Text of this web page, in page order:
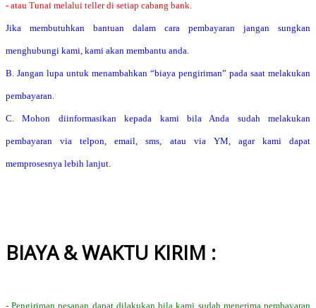
- atau Tunai melalui teller di setiap cabang bank.
Jika membutuhkan bantuan dalam cara pembayaran jangan sungkan
menghubungi kami, kami akan membantu anda.
B. Jangan lupa untuk menambahkan “biaya pengiriman” pada saat melakukan
pembayaran.
C. Mohon diinformasikan kepada kami bila Anda sudah melakukan
pembayaran via telpon, email, sms, atau via YM, agar kami dapat
memprosesnya lebih lanjut.
BIAYA & WAKTU KIRIM :
- Pengiriman pesanan dapat dilakukan bila kami sudah menerima pembayaran